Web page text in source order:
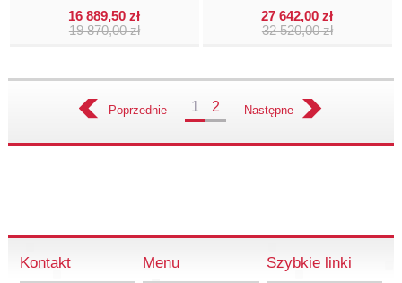
16 889,50 zł
19 870,00 zł
27 642,00 zł
32 520,00 zł
Poprzednie 1 2 Następne
Kontakt Menu Szybkie linki